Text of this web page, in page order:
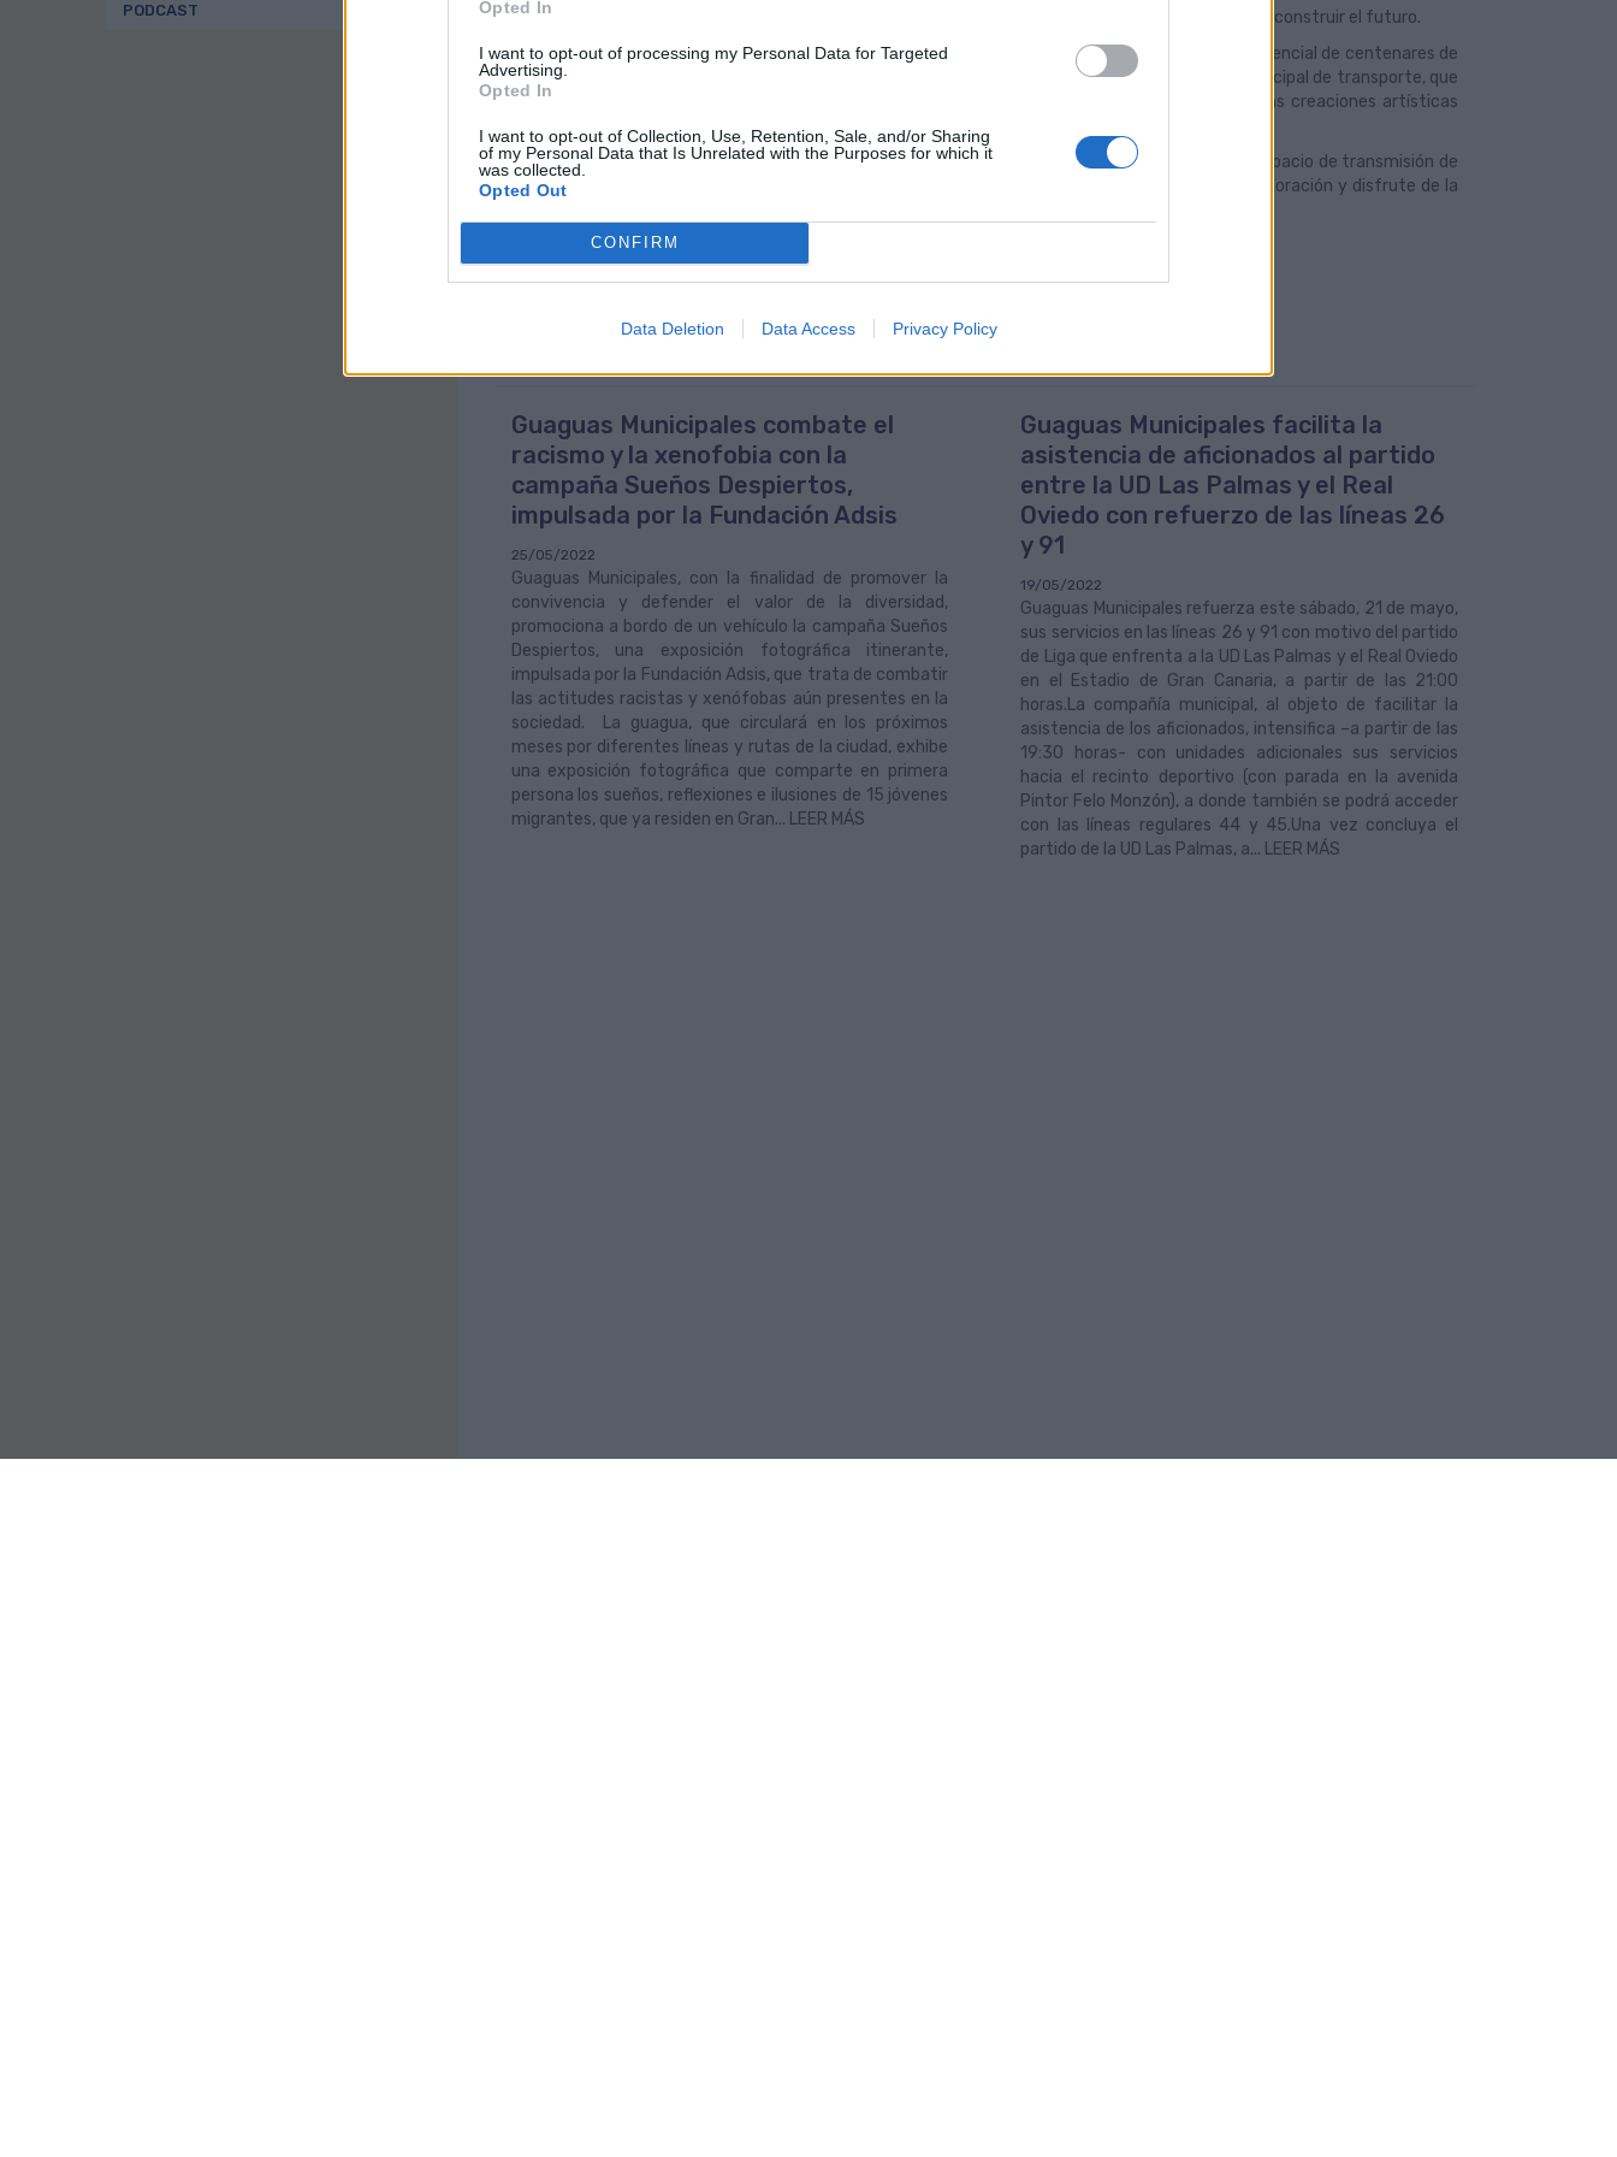
Opted In
I want to opt-out of processing my Personal Data for Targeted
Advertising.
Opted In
I want to opt-out of Collection, Use, Retention, Sale, and/or Sharing
of my Personal Data that Is Unrelated with the Purposes for which it
was collected.
Opted Out
CONFIRM
Data Deletion Data Access Privacy Policy
PODCAST
patrimonio histórico y cultural de Canarias mediante la puesta en valor del pasado como forma de construir el futuro.
Esta iniciativa a bordo de los vehículos de Guaguas Municipales, que cuenta con una audiencia potencial de centenares de
miles de espectadores, ofrece continuidad a la serie de proyectos culturales de la compañía municipal de transporte, que
ya ha exhibido a bordo exposiciones de viñetas, tiras cómicas, fotografías, arquitectura y otras creaciones artísticas
relevantes, que siempre han sido bien recibidas y valoradas por los viajeros.
El seguimiento de los diferentes proyectos permite consolidar a Guaguas Municipales como un espacio de transmisión de
conocimiento, aportando a los viajeros de todos los barrios de la ciudad actitudes de respeto, valoración y disfrute de la
Guaguas Municipales combate el
racismo y la xenofobia con la
campaña Sueños Despiertos,
impulsada por la Fundación Adsis
25/05/2022
Guaguas Municipales, con la finalidad de promover la
convivencia y defender el valor de la diversidad,
promociona a bordo de un vehículo la campaña Sueños
Despiertos, una exposición fotográfica itinerante,
impulsada por la Fundación Adsis, que trata de combatir
las actitudes racistas y xenófobas aún presentes en la
sociedad. La guagua, que circulará en los próximos
meses por diferentes líneas y rutas de la ciudad, exhibe
una exposición fotográfica que comparte en primera
persona los sueños, reflexiones e ilusiones de 15 jóvenes
migrantes, que ya residen en Gran... LEER MÁS
Guaguas Municipales facilita la
asistencia de aficionados al partido
entre la UD Las Palmas y el Real
Oviedo con refuerzo de las líneas 26
y 91
19/05/2022
Guaguas Municipales refuerza este sábado, 21 de mayo,
sus servicios en las líneas 26 y 91 con motivo del partido
de Liga que enfrenta a la UD Las Palmas y el Real Oviedo
en el Estadio de Gran Canaria, a partir de las 21:00
horas.La compañía municipal, al objeto de facilitar la
asistencia de los aficionados, intensifica –a partir de las
19:30 horas- con unidades adicionales sus servicios
hacia el recinto deportivo (con parada en la avenida
Pintor Felo Monzón), a donde también se podrá acceder
con las líneas regulares 44 y 45.Una vez concluya el
partido de la UD Las Palmas, a... LEER MÁS